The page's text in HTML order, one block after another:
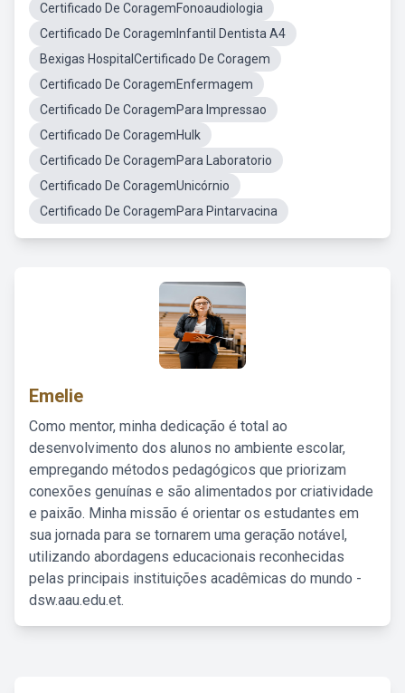
Certificado De CoragemFonoaudiologia
Certificado De CoragemInfantil Dentista A4
Bexigas HospitalCertificado De Coragem
Certificado De CoragemEnfermagem
Certificado De CoragemPara Impressao
Certificado De CoragemHulk
Certificado De CoragemPara Laboratorio
Certificado De CoragemUnicórnio
Certificado De CoragemPara Pintarvacina
Emelie
Como mentor, minha dedicação é total ao
desenvolvimento dos alunos no ambiente escolar,
empregando métodos pedagógicos que priorizam
conexões genuínas e são alimentados por criatividade
e paixão. Minha missão é orientar os estudantes em
sua jornada para se tornarem uma geração notável,
utilizando abordagens educacionais reconhecidas
pelas principais instituições acadêmicas do mundo -
dsw.aau.edu.et.